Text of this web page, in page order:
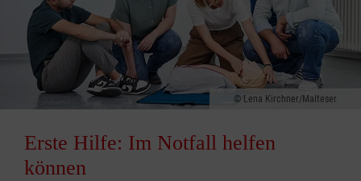
Lena Kirchner/Malteser
Erste Hilfe: Im Notfall helfen
können